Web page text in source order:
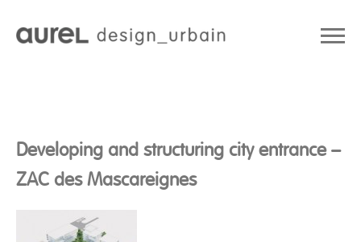
Developing and structuring city entrance –
ZAC des Mascareignes